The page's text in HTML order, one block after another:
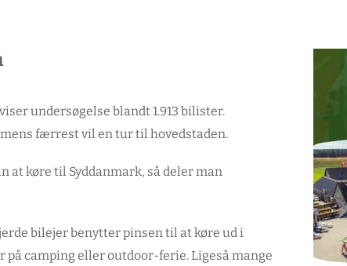
undersøgelse blandt 1.913 bilister.
mens færrest vil en tur til hovedstaden.
at køre til Syddanmark, så deler man
bilejer benytter pinsen til at køre ud i
på camping eller outdoor-ferie. Ligeså mange